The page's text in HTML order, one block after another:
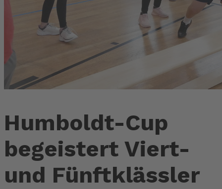
Humboldt-Cup
begeistert Viert-
und Fünftklässler